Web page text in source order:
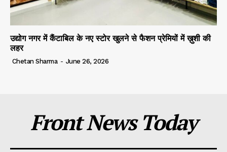
उद्योग नगर में कैंटाबिल के नए स्टोर खुलने से फैशन प्रेमियों में ख़ुशी की
लहर
Chetan Sharma - June 26, 2026
Front News Today